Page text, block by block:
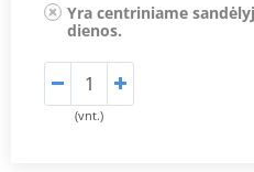
Yra centriniame
dienos.
(vnt.)